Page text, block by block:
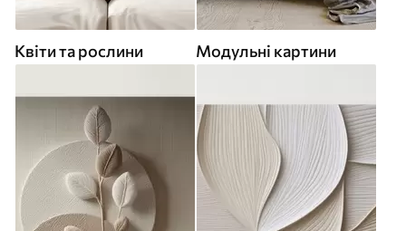
Квіти та рослини Модульні картини